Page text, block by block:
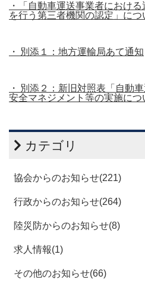
・「自動車運送事業者におけ
を行う第三者機関の認定」につ
・ 別添１：地方運輸局あて通知
・ 別添２：新旧対照表「自動
安全マネジメント等の実施につ
カテゴリ
協会からのお知らせ(221)
行政からのお知らせ(264)
陸災防からのお知らせ(8)
求人情報(1)
その他のお知らせ(66)